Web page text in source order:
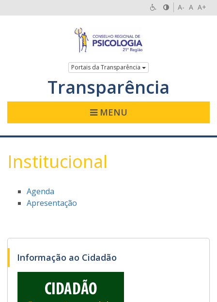
A- A A+
Portais da Transparência
Transparência
MENU
Institucional
Agenda
Apresentação
Informação ao Cidadão